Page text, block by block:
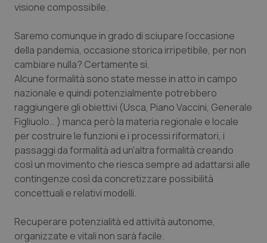
Campania
Emilia-Romagna
Friuli Venezia Giulia
Lazio
Liguria
Lombardia
Marche
Molise
Car-T
Colesterolo & coronaropatie
Dermatite Atopica
Diabete & glucometri
Disturbi dell’umore
Dolore
Donna & Salute
Epatiti
visione compossibile.
Saremo comunque in grado di sciupare l’occasione
della pandemia, occasione storica irripetibile, per non
cambiare nulla? Certamente sì.
Alcune formalità sono state messe in atto in campo
nazionale e quindi potenzialmente potrebbero
raggiungere gli obiettivi (Usca, Piano Vaccini, Generale
Figliuolo… ) manca però la materia regionale e locale
per costruire le funzioni e i processi riformatori, i
passaggi da formalità ad un'altra formalità creando
così un movimento che riesca sempre ad adattarsi alle
contingenze così da concretizzare possibilità
concettuali e relativi modelli.
Recuperare potenzialità ed attività autonome,
organizzate e vitali non sarà facile.